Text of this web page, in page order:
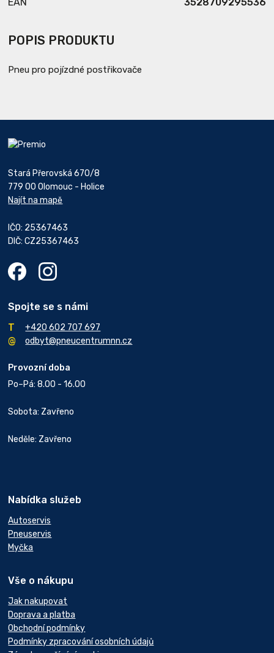
POPIS PRODUKTU
Pneu pro pojízdné postřikovače
Stará Přerovská 670/8
779 00 Olomouc - Holice
Najít na mapě
IČO: 25367463
DIČ: CZ25367463
Spojte se s námi
+420 602 707 697
odbyt@pneucentrumnn.cz
Provozní doba
Po–Pá: 8.00 - 16.00
Sobota: Zavřeno
Neděle: Zavřeno
Nabídka služeb
Autoservis
Pneuservis
Myčka
Vše o nákupu
Jak nakupovat
Doprava a platba
Obchodní podmínky
Podmínky zpracování osobních údajů